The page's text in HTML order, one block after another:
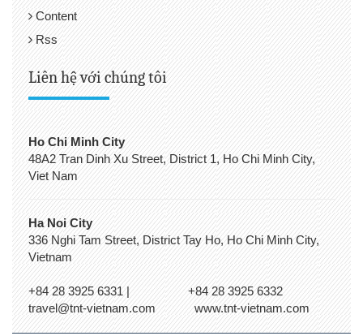
Content
Rss
Liên hệ với chúng tôi
Ho Chi Minh City
48A2 Tran Dinh Xu Street, District 1, Ho Chi Minh City,
Viet Nam
Ha Noi City
336 Nghi Tam Street, District Tay Ho, Ho Chi Minh City,
Vietnam
+84 28 3925 6331 | +84 28 3925 6332
travel@tnt-vietnam.com www.tnt-vietnam.com